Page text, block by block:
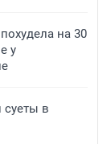
на 30
у
суеты в